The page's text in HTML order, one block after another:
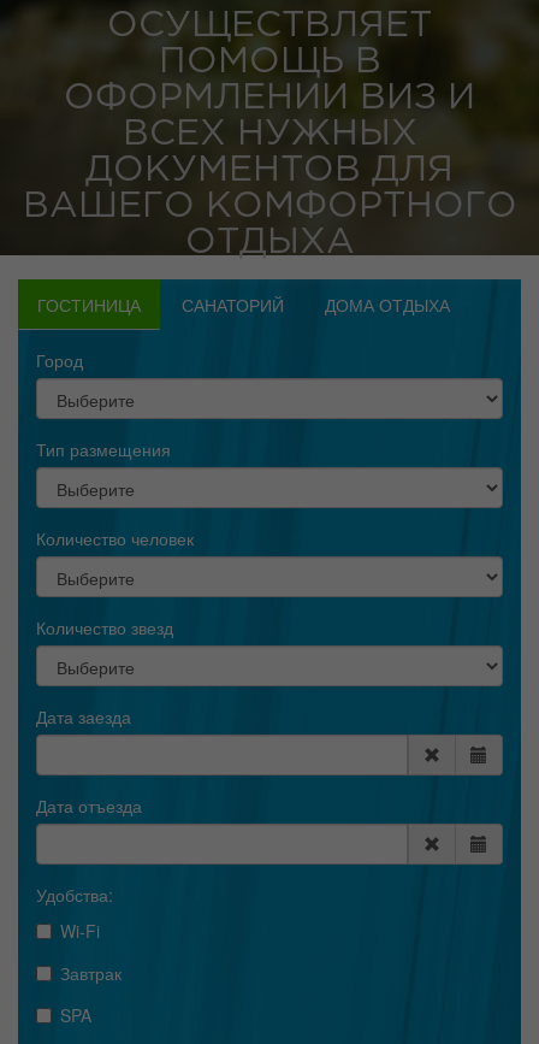
ОСУЩЕСТВЛЯЕТ
ПОМОЩЬ В
ОФОРМЛЕНИИ ВИЗ И
ВСЕХ НУЖНЫХ
ДОКУМЕНТОВ ДЛЯ
ВАШЕГО КОМФОРТНОГО
ОТДЫХА
ГОСТИНИЦА САНАТОРИЙ ДОМА ОТДЫХА
Город
Тип размещения
Количество человек
Количество звезд
Дата заезда
Дата отъезда
Удобства:
Wi-Fi
Завтрак
SPA